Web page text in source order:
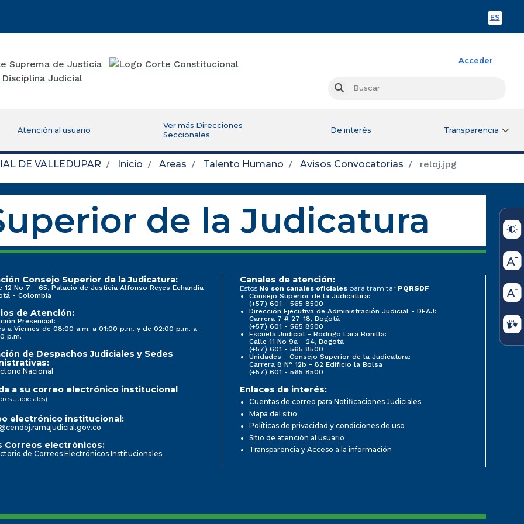
ES
Acceder
Buscar
Atención al usuario
Ver más Direcciones
Seccionales
De interés Transparencia
DE VALLEDUPAR Inicio Areas Talento Humano Avisos Convocatorias reloj.jpg
de la Judicatura
Consejo Superior de la Judicatura:
12 No 7 - 65, Palacio de Justicia Alfonso Reyes Echandía
- Colombia
de Atención:
Presencial:
a Viernes de 08:00 a.m. a 01:00 p.m. y de 02:00 p.m. a
p.m.
de Despachos Judiciales y Sedes
Nacional
Canales de atención:
Estos No son canales oficiales para tramitar PQRSDF
Consejo Superior de la Judicatura:
(+57) 601 - 565 8500
Dirección Ejecutiva de Administración Judicial - DEAJ:
Carrera 7 # 27-18, Bogotá
(+57) 601 - 565 8500
Escuela Judicial - Rodrigo Lara Bonilla:
Calle 11 No 9a - 24, Bogotá
(+57) 601 - 565 8500
Unidades - Consejo Superior de la Judicatura:
Carrera 8 N° 12b - 82 Edificio la Bolsa
(+57) 601 - 565 8500
a su correo electrónico institucional
Judiciales)
electrónico institucional:
Correos electrónicos:
de Correos Electrónicos Institucionales
Enlaces de interés:
Cuentas de correo para Notificaciones Judiciales
Mapa del sitio
Políticas de privacidad y condiciones de uso
Sitio de atención al usuario
Transparencia y Acceso a la información